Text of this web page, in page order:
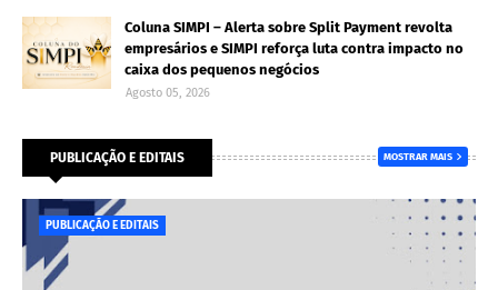
Coluna SIMPI – Alerta sobre Split Payment revolta
empresários e SIMPI reforça luta contra impacto no
caixa dos pequenos negócios
Agosto 05, 2026
PUBLICAÇÃO E EDITAIS MOSTRAR MAIS
PUBLICAÇÃO E EDITAIS